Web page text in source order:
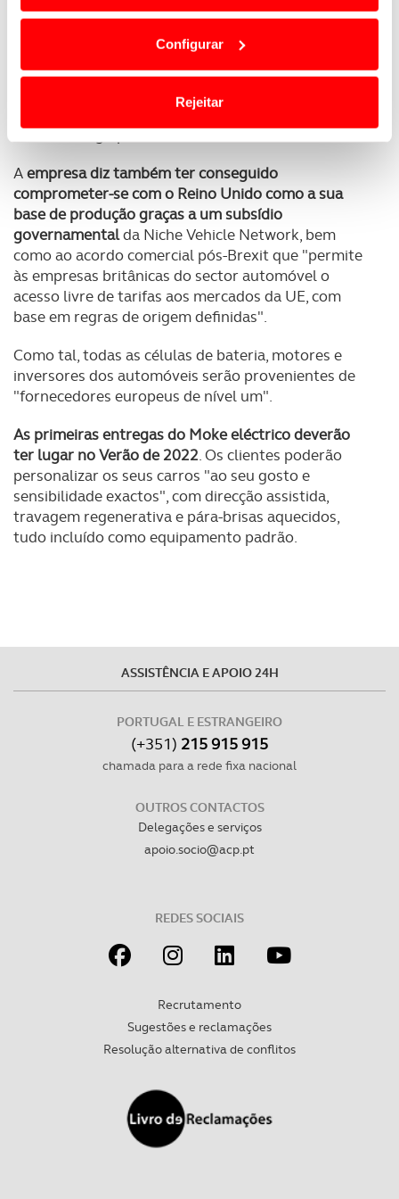
Em alguns casos, a utilização destas tecnologias
termos e a todo o tempo as suas preferências e limitando
o acesso a informações durante a navegação no
funcionalidades de redes sociais, bem como para
analisar dados de navegação no nosso website.
Adicionalmente partilhamos informação, relativa à sua
utilização do nosso site de publicidade e de análise, com
parceiros e organizações na UE e em países terceiros.
O ACP garantirá que as transferências internacionais de
dados pessoais serão realizadas apenas com o seu
consentimento e quando tal se afigure estritamente
necessário no contexto dos serviços a prestar.
Realçamos que o bloqueio de certo tipo de Cookies e
tecnologias similares pode ter impacto na sua
experiência de navegação no Website e nos serviços
disponibilizados.
Consulte a política de cookies do site.
Configurar
Rejeitar
empregando cerca de 700 pessoasem seis locais no
A marca foi revitalizada em 2017 e com o sucesso
de várias edições especiais, foi possível um
investimento que, diz a empresa, garantiu o seu
futuro a longo prazo.
Aempresa diz também ter conseguido
comprometer-se com o Reino Unido como a sua
base de produção graças a um subsídio
governamentalda Niche Vehicle Network, bem
como ao acordo comercial pós-Brexit que "permite
às empresas britânicas do sector automóvel o
acesso livre de tarifas aos mercados da UE, com
base em regras de origem definidas".
Como tal, todas as células de bateria, motores e
inversores dos automóveis serão provenientes de
"fornecedores europeus de nível um".
As primeiras entregas do Moke eléctrico deverão
ter lugar no Verão de 2022. Os clientes poderão
personalizar os seus carros "ao seu gosto e
sensibilidade exactos", com direcção assistida,
travagem regenerativa e pára-brisas aquecidos,
tudo incluído como equipamento padrão.
ASSISTÊNCIA E APOIO 24H
PORTUGAL E ESTRANGEIRO
(+351) 215 915 915
chamada para a rede fixa nacional
OUTROS CONTACTOS
Delegações e serviços
apoio.socio@acp.pt
REDES SOCIAIS
Recrutamento
Sugestões e reclamações
Resolução alternativa de conflitos